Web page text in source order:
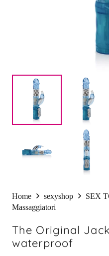
Home sexyshop SEX
Massaggiatori
The Original
waterproof